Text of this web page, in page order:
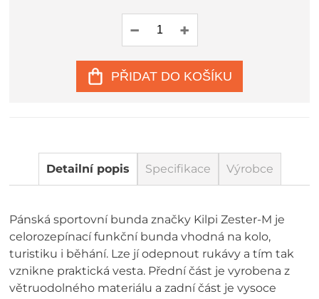
PŘIDAT DO KOŠÍKU
Detailní popis Specifikace Výrobce
Pánská sportovní bunda značky Kilpi Zester-M je
celorozepínací funkční bunda vhodná na kolo,
turistiku i běhání. Lze jí odepnout rukávy a tím tak
vznikne praktická vesta. Přední část je vyrobena z
větruodolného materiálu a zadní část je vysoce